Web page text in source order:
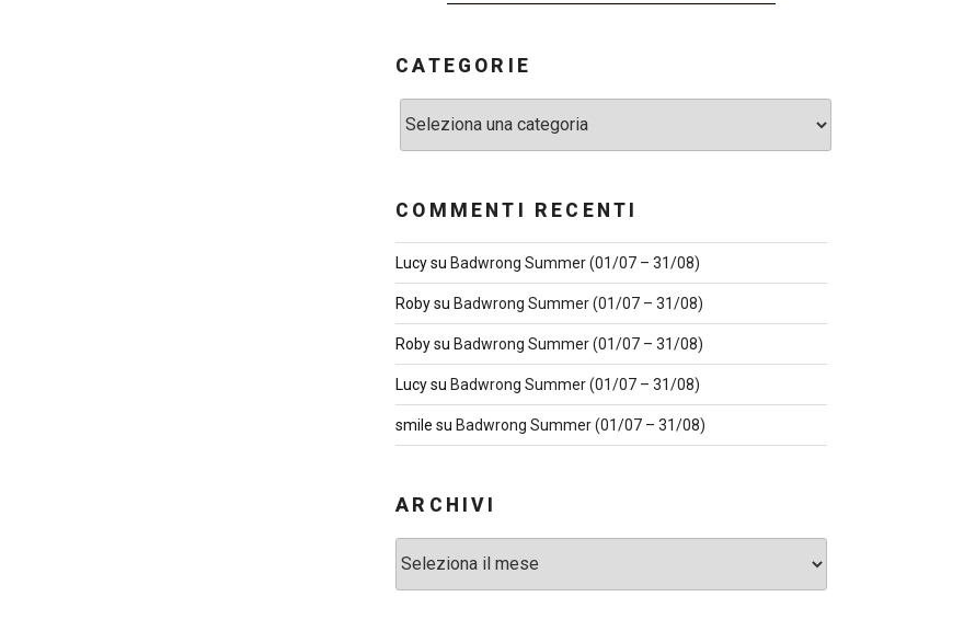
CATEGORIE
COMMENTI RECENTI
Lucysu Badwrong Summer (01/07 – 31/08)
Robysu Badwrong Summer (01/07 – 31/08)
Robysu Badwrong Summer (01/07 – 31/08)
Lucysu Badwrong Summer (01/07 – 31/08)
smile su Badwrong Summer (01/07 – 31/08)
ARCHIVI